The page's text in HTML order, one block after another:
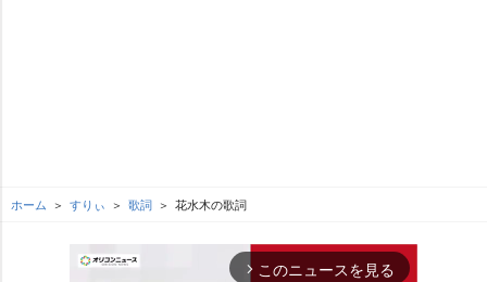
ホーム すりぃ 歌詞 花水木の歌詞
arrow_forward_ios このニュースを見る